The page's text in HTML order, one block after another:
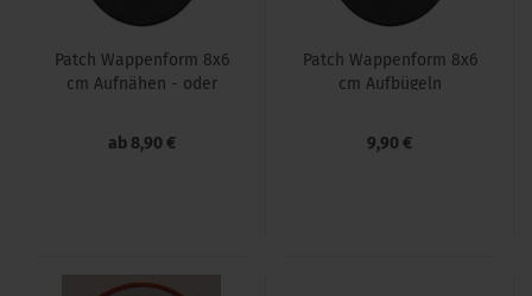
Patch Wap­pen­form 8x6
cm Auf­nä­hen - oder
ab 8,90 €
Patch Wap­pen­form 8x6
cm Auf­bü­geln
9,90 €